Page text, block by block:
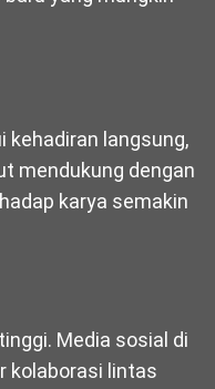
langsung,
mendukung dengan
karya semakin
Media sosial di
kolaborasi lintas